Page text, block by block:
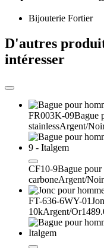
Bijouterie Fortier
D'autres
intéresser
FR003K-09Bague
stainlessArgent/
CF10-9Bague pour
carboneArgent/Noir
FT-636-6WY-01
10kArgent/Or